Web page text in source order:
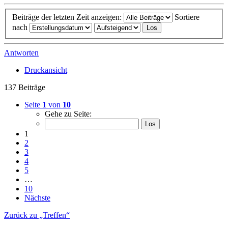
Beiträge der letzten Zeit anzeigen:
Sortiere
nach
Antworten
Druckansicht
137 Beiträge
Seite 1 von 10
Gehe zu Seite:
1
2
3
4
5
…
10
Nächste
Zurück zu „Treffen“